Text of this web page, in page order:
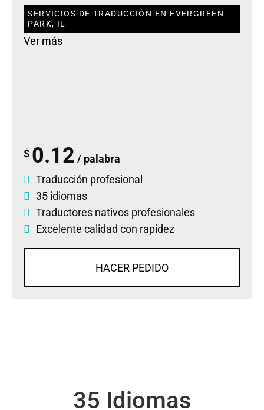
SERVICIOS DE TRADUCCIÓN EN EVERGREEN
PARK, IL
Ver más
$ 0.12 / palabra
Traducción profesional
35 idiomas
Traductores nativos profesionales
Excelente calidad con rapidez
HACER PEDIDO
35 Idiomas